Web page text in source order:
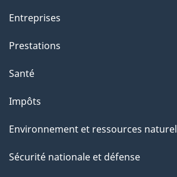
i
o
s
u
c
e
Entreprises
Prestations
Santé
Impôts
Environnement et ressources
Sécurité nationale et défense